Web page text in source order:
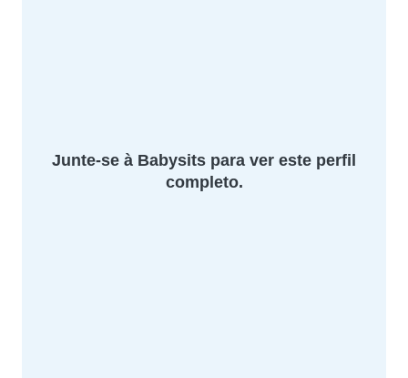
Junte-se à Babysits para ver este perfil
completo.